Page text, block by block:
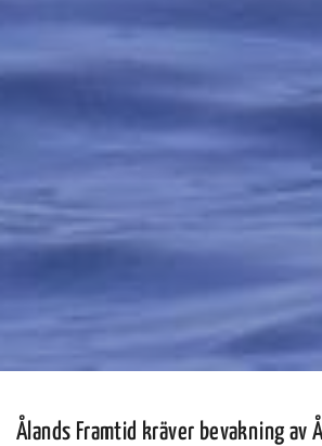
Ålands Framtid kräver bevakning av